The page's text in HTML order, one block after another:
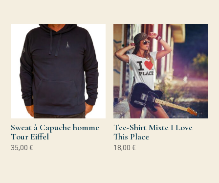
Sweat à Capuche homme
Tour Eiffel
35,00€
Tee-Shirt Mixte I Love
This Place
18,00€